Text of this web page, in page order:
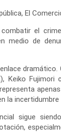
El
el
medio de
dramático.
Keiko Fujimori
la incertidumbre
sigue